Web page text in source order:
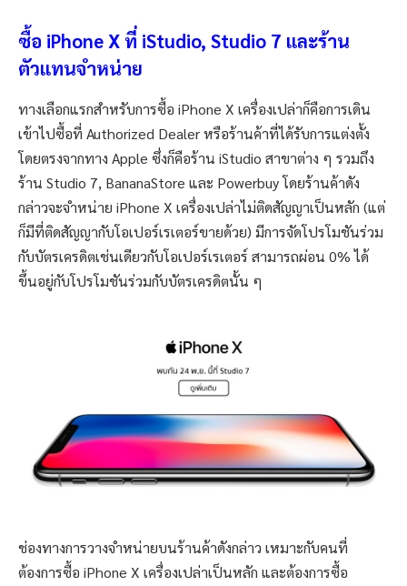
ซื้อ iPhone X ที่ iStudio, Studio 7 และร้าน
ตัวแทนจำหน่าย
ทางเลือกแรกสำหรับการซื้อ iPhone X เครื่องเปล่าก็คือการเดิน
เข้าไปซื้อที่ Authorized Dealer หรือร้านค้าที่ได้รับการแต่งตั้ง
โดยตรงจากทาง Apple ซึ่งก็คือร้าน iStudio สาขาต่าง ๆ รวมถึง
ร้าน Studio 7, BananaStore และ Powerbuy โดยร้านค้าดัง
กล่าวจะจำหน่าย iPhone X เครื่องเปล่าไม่ติดสัญญาเป็นหลัก (แต่
ก็มีที่ติดสัญญากับโอเปอร์เรเตอร์ขายด้วย) มีการจัดโปรโมชันร่วม
กับบัตรเครดิตเช่นเดียวกับโอเปอร์เรเตอร์ สามารถผ่อน 0% ได้
ขึ้นอยู่กับโปรโมชันร่วมกับบัตรเครดิตนั้น ๆ
ช่องทางการวางจำหน่ายบนร้านค้าดังกล่าว เหมาะกับคนที่
ต้องการซื้อ iPhone X เครื่องเปล่าเป็นหลัก และต้องการซื้อ